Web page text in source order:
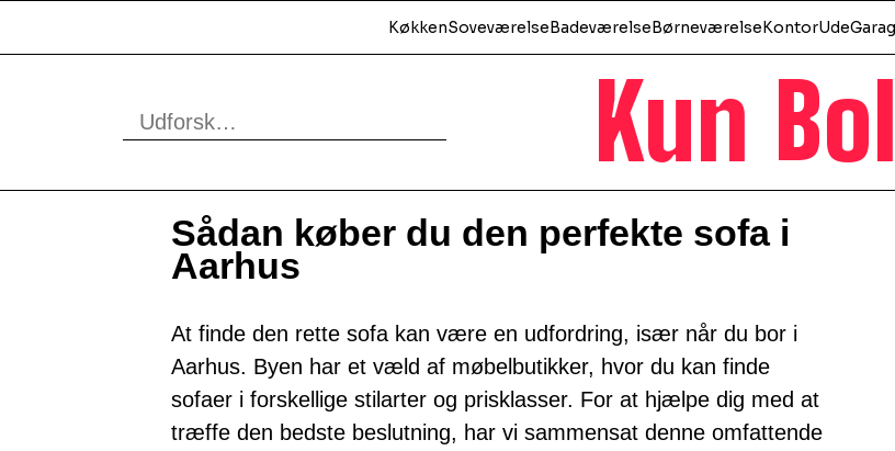
Kun
KøkkenSoveværelseBadeværelseBørneværelseKontorUde
Sådan køber du den perfekte sofa i
Aarhus
At finde den rette sofa kan være en udfordring, især når du bor i
Aarhus. Byen har et væld af møbelbutikker, hvor du kan finde
sofaer i forskellige stilarter og prisklasser. For at hjælpe dig med at
træffe den bedste beslutning, har vi sammensat denne omfattende